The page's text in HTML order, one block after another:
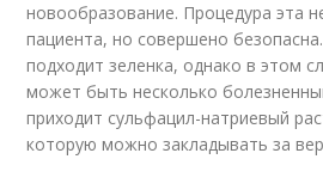
новообразование. Процедура эта
пациента, но совершено
подходит зеленка, однако в этом
может быть несколько
приходит сульфацил-натриевый
которую можно закладывать за